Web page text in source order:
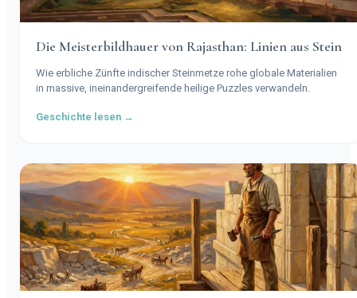
Die Meisterbildhauer von Rajasthan: Linien aus Stein
Wie erbliche Zünfte indischer Steinmetze rohe globale Materialien
in massive, ineinandergreifende heilige Puzzles verwandeln.
Geschichte lesen →